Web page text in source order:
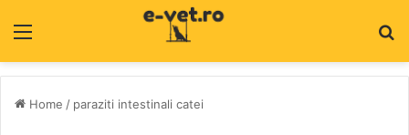
Home / paraziti intestinali catei